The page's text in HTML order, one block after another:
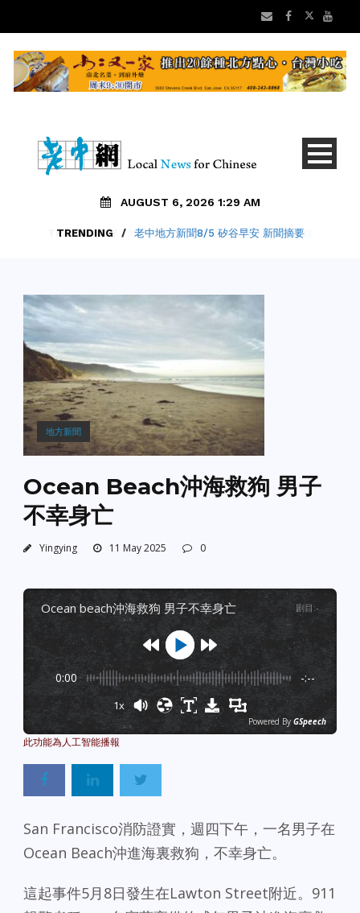
AUGUST 6, 2026 1:29 AM
TRENDING / 老中地方新聞8/5 矽谷早安 新聞摘要
地方新聞
Ocean Beach沖海救狗 男子
不幸身亡
Yingying 11 May 2025 0
ocean beach沖海救狗 男子不幸身亡 剧目 :-
0:00 -:--
1x
Powered By GSpeech
San Francisco消防證實，週四下午，一名男子在
Ocean Beach沖進海裏救狗，不幸身亡。
這起事件5月8日發生在Lawton Street附近。911